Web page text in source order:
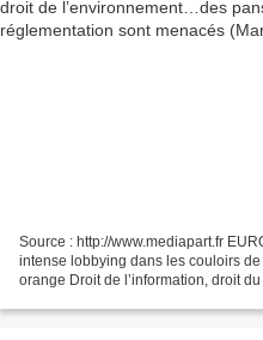
Source : http://www.mediapart.fr
intense lobbying dans les couloirs
orange Droit de l’information, droit